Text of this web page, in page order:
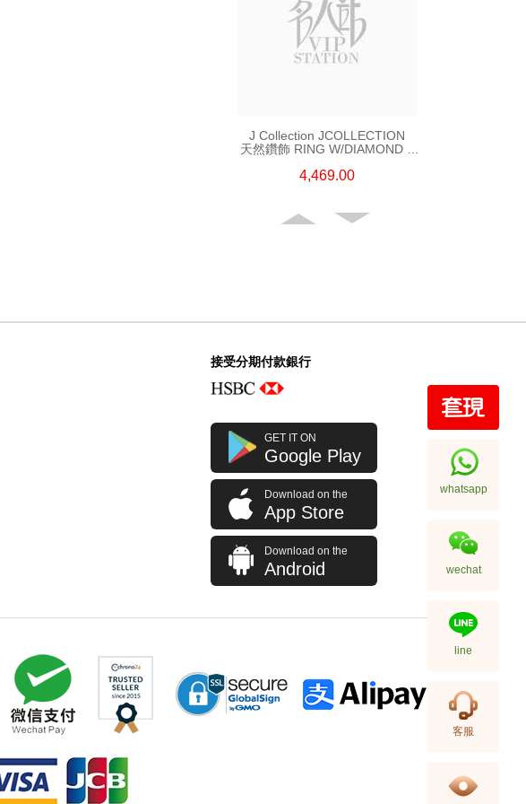
J Collection JCOLLECTION
天然鑽飾 RING W/DIAMOND 5
CT18KR 2.62 GM (EUR 55)
4,469.00
J Collection JCOLLECTION
天然鑽飾 RING W/DIAMOND 70
RDDI 0.63 CT18KW 4.45 GM
(CZ)
7,114.00
接受分期付款銀行
GET IT ON
Google Play
Download on the
App Store
Download on the
Android
whatsapp
wechat
line
客服